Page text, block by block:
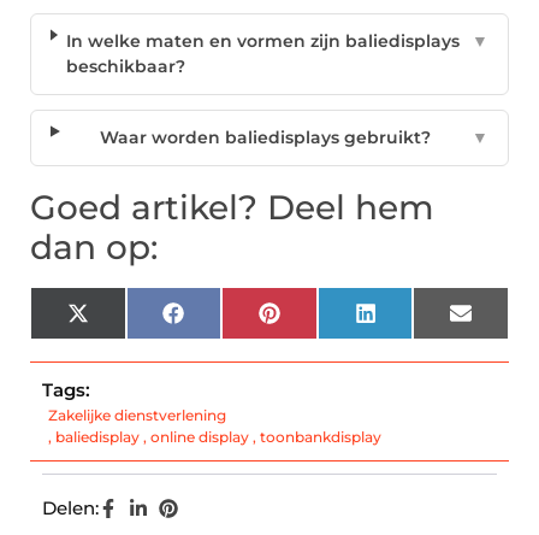
In welke maten en vormen zijn baliedisplays
beschikbaar?
▼
Waar worden baliedisplays gebruikt? ▼
Goed artikel? Deel hem
dan op:
X
(Twitter)
Facebook Pinterest LinkedIn Email
Tags:
Zakelijke dienstverlening
, baliedisplay , online display , toonbankdisplay
Delen: